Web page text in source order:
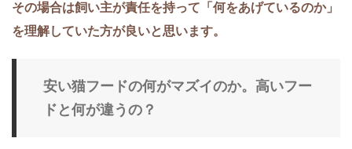
その場合は飼い主が責任を持って「何をあげているのか」
を理解していた方が良いと思います。
安い猫フードの何がマズイのか。高いフー
ドと何が違うの？